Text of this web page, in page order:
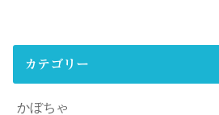
カテゴリー
かぼちゃ